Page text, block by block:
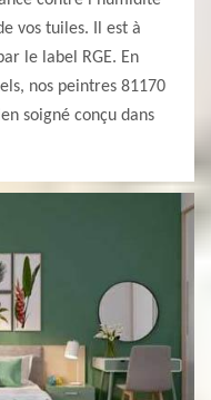
vos tuiles. Il est à
le label RGE. En
nos peintres 81170
soigné conçu dans